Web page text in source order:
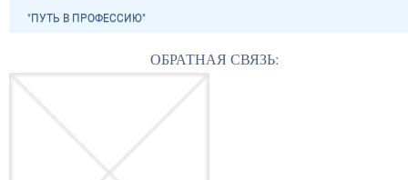
"ПУТЬ В ПРОФЕССИЮ"
ОБРАТНАЯ СВЯЗЬ: